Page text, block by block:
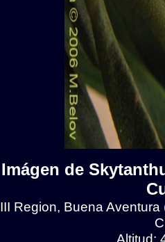
Imágen de
III Region, Buena
Altitud: